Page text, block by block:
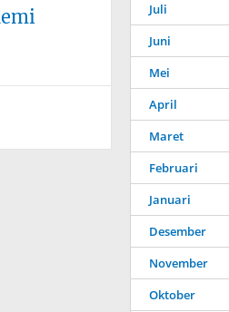
Juli
Juni
Mei
April
Maret
Februari
Januari
Desember
November
Oktober